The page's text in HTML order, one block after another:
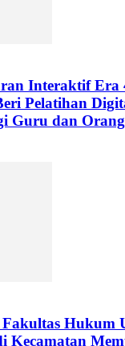
Interaktif Era
Pelatihan
Guru dan
Hukum
Kecamatan